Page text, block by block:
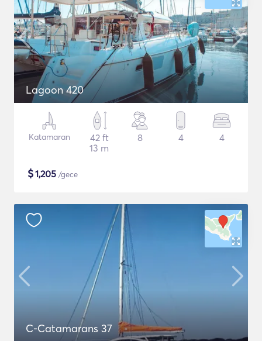
Lagoon 420
Katamaran
42 ft
13 m
8 4 4
$1,205 /gece
C-Catamarans 37